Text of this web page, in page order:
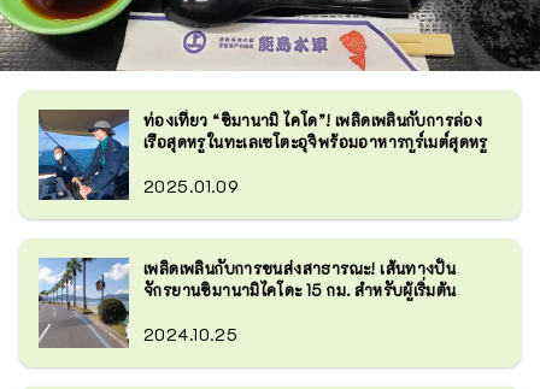
ท่องเที่ยว “ชิมานามิ ไคโด”! เพลิดเพลินกับการล่อง
เรือสุดหรูในทะเลเซโตะอุจิพร้อมอาหารกูร์เมต์สุดหรู
2025.01.09
เพลิดเพลินกับการขนส่งสาธารณะ! เส้นทางปั่น
จักรยานชิมานามิไคโดะ 15 กม. สำหรับผู้เริ่มต้น
2024.10.25